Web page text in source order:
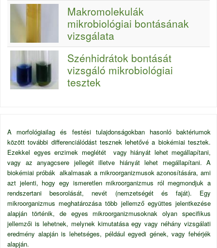
Makromolekulák
mikrobiológiai bontásának
vizsgálata
Szénhidrátok bontását
vizsgáló mikrobiológiai
tesztek
A morfológiailag és festési tulajdonságokban hasonló baktériumok
között további differenciálódást tesznek lehetővé a biokémiai tesztek.
Ezekkel egyes enzimek meglétét vagy hiányát lehet megállapítani,
vagy az anyagcsere jellegét illetve hiányát lehet megállapítani. A
biokémiai próbák alkalmasak a mikroorganizmusok azonosítására, ami
azt jelenti, hogy egy ismeretlen mikroorganizmus ról megmondjuk a
rendszertani besorolását, nevét (nemzetségét és faját). Egy
mikroorganizmus meghatározása több jellemző együttes jelentkezése
alapján történik, de egyes mikroorganizmusoknak olyan specifikus
jellemzői is lehetnek, melynek kimutatása egy vagy néhány vizsgálati
eredmény alapján is lehetséges, például egyedi gének, vagy fehérjék
alapján.